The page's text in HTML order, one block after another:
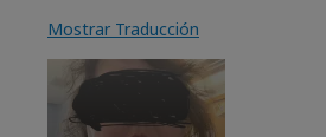
Mostrar Traducción